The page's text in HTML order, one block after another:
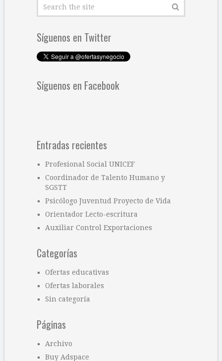
Síguenos en Twitter
Síguenos en Facebook
Entradas recientes
Profesional Social UNICEF
Coordinador de Talento Humano y
SGSTT
Psicólogo Juventud Proyecto de Vida
Orientador Lecto-escritura
Auxiliar Control Exportaciones
Categorías
Ofertas educativas
Ofertas laborales
Sin categoría
Páginas
Archivo
Buy Adspace